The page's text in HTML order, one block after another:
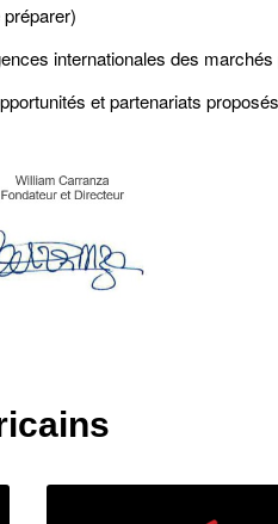
internationales des
et partenariats